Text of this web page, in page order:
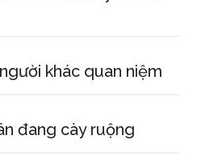
khác quan niệm
đang cày ruộng